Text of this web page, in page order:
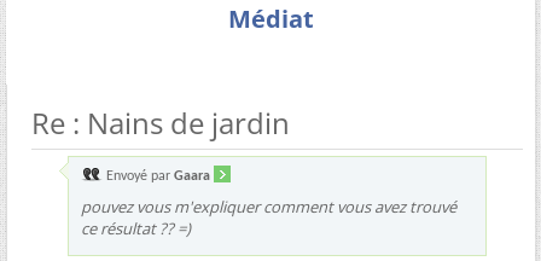
Médiat
Re : Nains de jardin
Envoyé par Gaara
pouvez vous m'expliquer comment vous avez trouvé
ce résultat ?? =)